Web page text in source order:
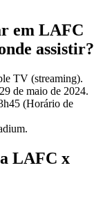
em LAFC
assistir?
TV (streaming).
de maio de 2024.
(Horário de
LAFC x